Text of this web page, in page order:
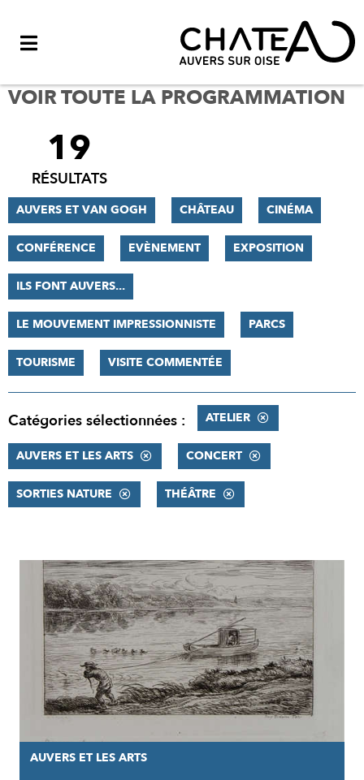
VOIR TOUTE LA PROGRAMMATION
FILTRER
RÉSULTATS
19
RÉSULTATS
AUVERS ET VAN GOGH CHÂTEAU CINÉMA
CONFÉRENCE EVÈNEMENT EXPOSITION
ILS FONT AUVERS...
LE MOUVEMENT IMPRESSIONNISTE PARCS
TOURISME VISITE COMMENTÉE
Catégories sélectionnées : ATELIER
AUVERS ET LES ARTS CONCERT
SORTIES NATURE THÉÂTRE
RÉSULTATS
AUVERS ET LES ARTS